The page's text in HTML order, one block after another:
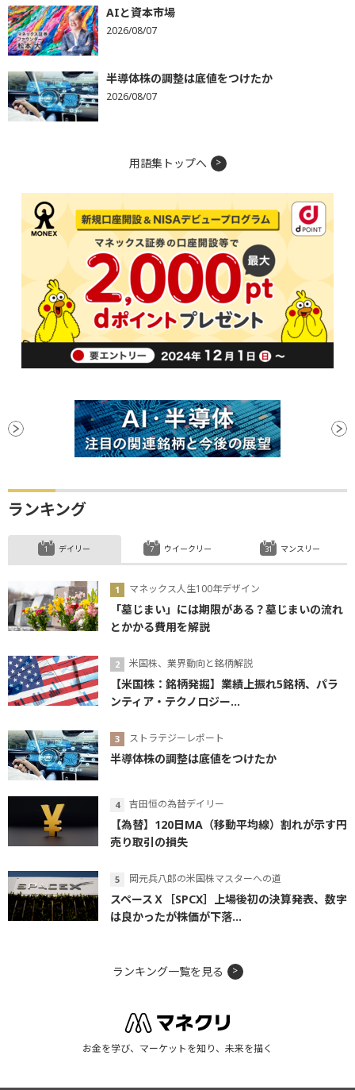
AIと資本市場
2026/08/07
半導体株の調整は底値をつけたか
2026/08/07
用語集トップへ
ランキング
デイリー
マネックス人生100年デザイン
「墓じまい」には期限がある？墓じまいの流れ
とかかる費用を解説
米国株、業界動向と銘柄解説
【米国株：銘柄発掘】業績上振れ5銘柄、パラ
ンティア・テクノロジー...
ストラテジーレポート
半導体株の調整は底値をつけたか
吉田恒の為替デイリー
【為替】120日MA（移動平均線）割れが示す円
売り取引の損失
岡元兵八郎の米国株マスターへの道
スペースＸ［SPCX］上場後初の決算発表、数字
は良かったが株価が下落...
ウイークリー マンスリー
ランキング一覧を見る
お金を学び、マーケットを知り、未来を描く